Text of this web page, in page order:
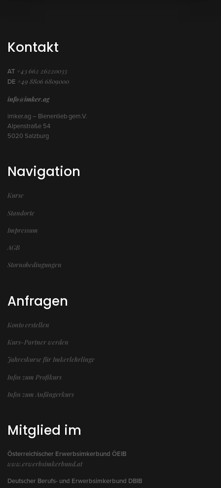
Kontakt
AT +43 662 26220033
DE +49 8806 6809000
info@imker.ag
imker.ag – Bienenlieb gem.V.
Alpenstraße 54
5020 Salzburg
Navigation
Kurse
Standorte
Impressum
AGB
Stornobedingungen
Anfragen
Konto erstellen
Kurs-Partner werden
Jahreskurse für Imkerlehrlinge
Infos zum Profikurs
Infos zum Anfängerkurs
Mitglied im
Österreichischer Erwerbsimkerbund ÖEIB
www.erwerbsimkerbund.at
Deutscher Berufs- und Erwerbsimkerbund DBIB